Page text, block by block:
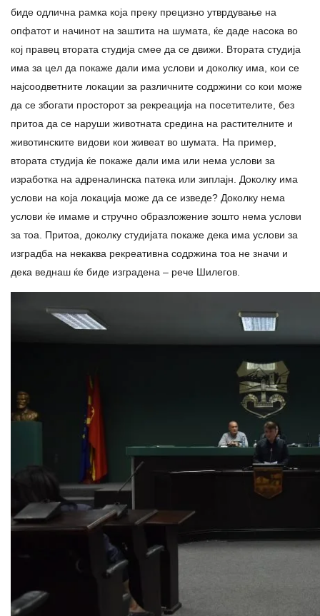
биде одлична рамка која преку прецизно утврдување на
опфатот и начинот на заштита на шумата, ќе даде насока во
кој правец втората студија смее да се движи. Втората студија
има за цел да покаже дали има услови и доколку има, кои се
најсоодветните локации за различните содржини со кои може
да се збогати просторот за рекреација на посетителите, без
притоа да се наруши животната средина на растителните и
животинските видови кои живеат во шумата. На пример,
втората студија ќе покаже дали има или нема услови за
изработка на адреналинска патека или зиплајн. Доколку има
услови на која локација може да се изведе? Доколку нема
услови ќе имаме и стручно образложение зошто нема услови
за тоа. Притоа, доколку студијата покаже дека има услови за
изградба на некаква рекреативна содржина тоа не значи и
дека веднаш ќе биде изградена – рече Шилегов.